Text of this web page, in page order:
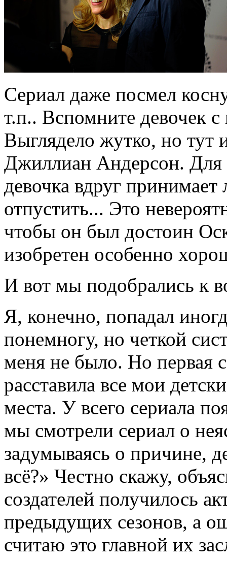
Сериал даже посмел
т.п.. Вспомните девочек
Выглядело жутко, но тут
Джиллиан Андерсон. Для
девочка вдруг
отпустить... Это
чтобы он был достоин
изобретен особенно
И вот мы подобрались к
Я, конечно, попадал
понемногу, но четкой
меня не было. Но первая
расставила все мои
места. У всего сериала
мы смотрели сериал о
задумываясь о причине,
всё?» Честно скажу,
создателей получилось
предыдущих сезонов, а
считаю это главной их